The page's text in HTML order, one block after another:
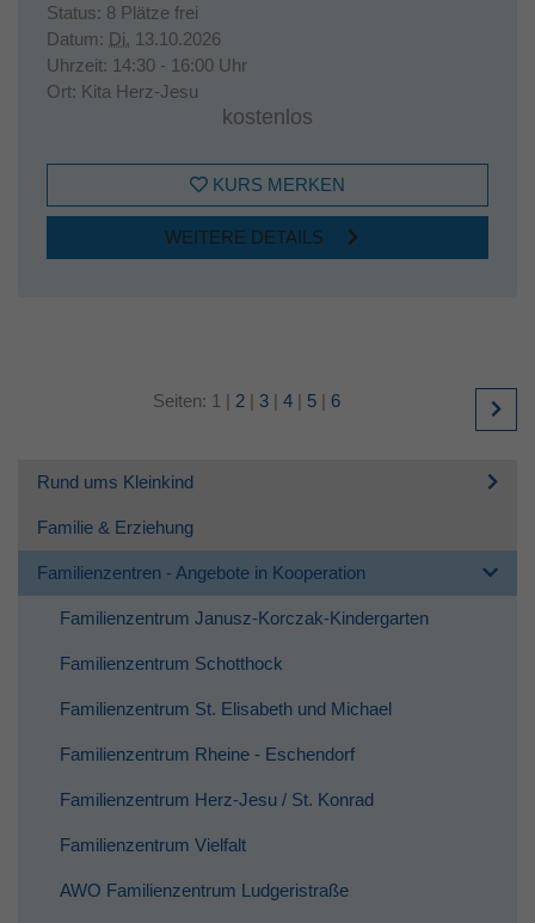
Status: 8 Plätze frei
Datum: Di. 13.10.2026
Uhrzeit: 14:30 - 16:00 Uhr
Ort: Kita Herz-Jesu
kostenlos
KURS MERKEN
WEITERE DETAILS
Seiten: 1 | 2 | 3 | 4 | 5 | 6
Rund ums Kleinkind
Familie & Erziehung
Familienzentren - Angebote in Kooperation
Familienzentrum Janusz-Korczak-Kindergarten
Familienzentrum Schotthock
Familienzentrum St. Elisabeth und Michael
Familienzentrum Rheine - Eschendorf
Familienzentrum Herz-Jesu / St. Konrad
Familienzentrum Vielfalt
AWO Familienzentrum Ludgeristraße